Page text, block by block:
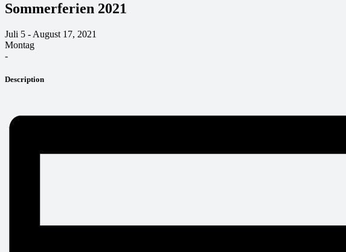
Sommerferien 2021
Juli 5 - August 17, 2021
Montag
-
Description